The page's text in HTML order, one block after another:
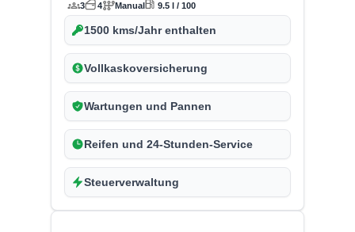
3 4 Manual 9.5 l / 100
1500 kms/Jahr enthalten
Vollkaskoversicherung
Wartungen und Pannen
Reifen und 24-Stunden-Service
Steuerverwaltung